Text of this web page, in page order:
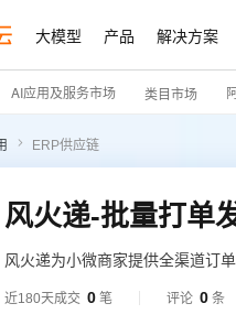
大模型 产品 解决方案
AI应用及服务市场 类目市场
ERP供应链
风火递-批量打单
风火递为小微商家提供全渠道订
近180天成交 0 笔 评论 0 条